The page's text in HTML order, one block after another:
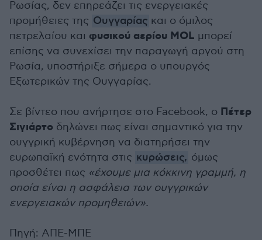
Ρωσίας, δεν επηρεάζει τις ενεργειακές
προμήθειες της Ουγγαρίας και ο όμιλος
πετρελαίου και φυσικού αερίου MOL μπορεί
επίσης να συνεχίσει την παραγωγή αργού στη
Ρωσία, υποστήριξε σήμερα ο υπουργός
Εξωτερικών της Ουγγαρίας.
Σε βίντεο που ανήρτησε στο Facebook, ο Πέτερ
Σιγιάρτο δηλώνει πως είναι σημαντικό για την
ουγγρική κυβέρνηση να διατηρήσει την
ευρωπαϊκή ενότητα στις κυρώσεις, όμως
προσθέτει πως «έχουμε μια κόκκινη γραμμή, η
οποία είναι η ασφάλεια των ουγγρικών
ενεργειακών προμηθειών».
Πηγή: ΑΠΕ-ΜΠΕ